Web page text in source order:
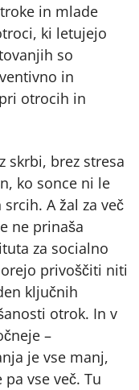
in mlade
ki letujejo
so
in
otrocih in
skrbi, brez stresa
ko sonce ni le
A žal za več
ne prinaša
za socialno
privoščiti niti
ključnih
otrok. In v
–
je vse manj,
vse več. Tu